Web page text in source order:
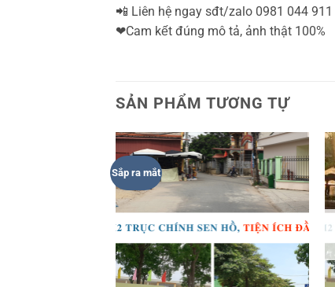
📲 Liên hệ ngay sđt/zalo 0981 044
❤Cam kết đúng mô tả, ảnh thật 100%
SẢN PHẨM TƯƠNG TỰ
Sắp ra mắt